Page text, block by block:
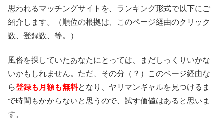
思われるマッチングサイトを、ランキング形式で以下にご
紹介します。（順位の根拠は、このページ経由のクリック
数、登録数、等。）
風俗を探していたあなたにとっては、まだしっくりいかな
いかもしれません。ただ、その分（？）このページ経由な
ら登録も月額も無料となり、ヤリマンギャルを見つけるま
で時間もかからないと思うので、試す価値はあると思いま
す。